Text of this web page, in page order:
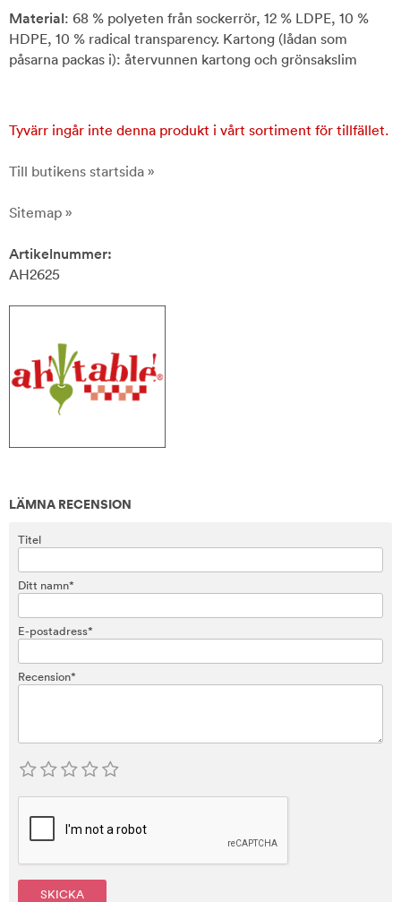
Material: 68 % polyeten från sockerrör, 12 % LDPE, 10 %
HDPE, 10 % radical transparency. Kartong (lådan som
påsarna packas i): återvunnen kartong och grönsakslim
Tyvärr ingår inte denna produkt i vårt sortiment för tillfället.
Till butikens startsida »
Sitemap »
Artikelnummer:
AH2625
LÄMNA RECENSION
Titel
Ditt namn*
E-postadress*
Recension*
SKICKA